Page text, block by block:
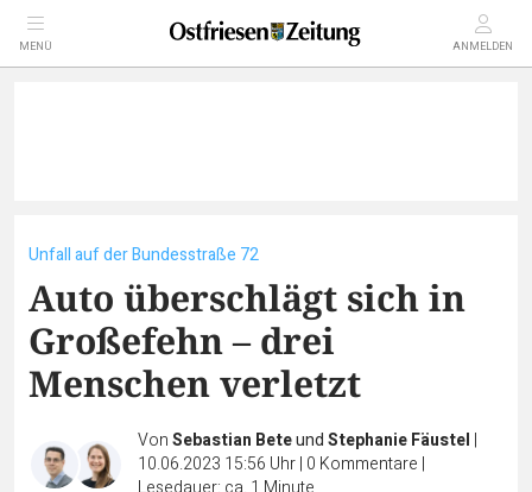
MENÜ ANMELDEN
Unfall auf der Bundesstraße 72
Auto überschlägt sich in
Großefehn – drei
Menschen verletzt
VonSebastian BeteundStephanie Fäustel |
10.06.2023 15:56 Uhr| 0 Kommentare |